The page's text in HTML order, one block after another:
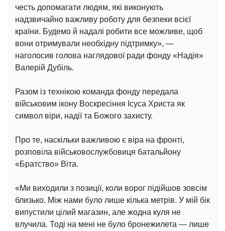
честь допомагати людям, які виконують
надзвичайно важливу роботу для безпеки всієї
країни. Будемо й надалі робити все можливе, щоб
вони отримували необхідну підтримку», —
наголосив голова наглядової ради фонду «Надія»
Валерій Дубіль.
Разом із технікою команда фонду передала
військовим ікону Воскресіння Ісуса Христа як
символ віри, надії та Божого захисту.
Про те, наскільки важливою є віра на фронті,
розповіла військовослужбовиця батальйону
«Братство» Віта.
«Ми виходили з позиції, коли ворог підійшов зовсім
близько. Між нами було лише кілька метрів. У мій бік
випустили цілий магазин, але жодна куля не
влучила. Тоді на мені не було бронежилета — лише